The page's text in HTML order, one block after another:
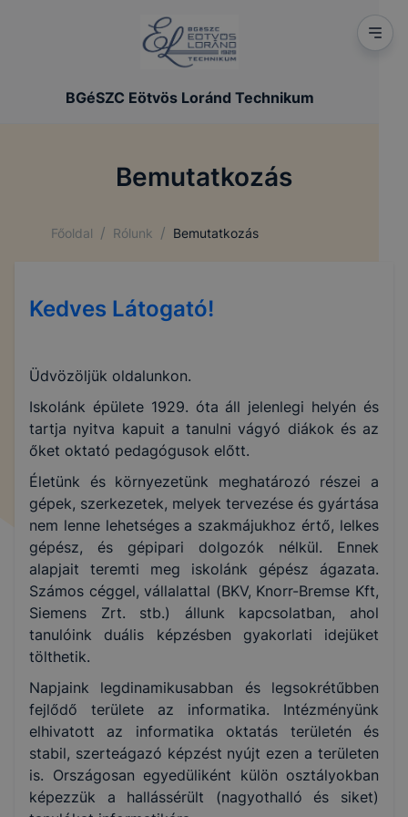
BGéSZC Eötvös Loránd Technikum
Bemutatkozás
Főoldal / Rólunk / Bemutatkozás
Kedves Látogató!
Üdvözöljük oldalunkon.
Iskolánk épülete 1929. óta áll jelenlegi helyén és
tartja nyitva kapuit a tanulni vágyó diákok és az
őket oktató pedagógusok előtt.
Életünk és környezetünk meghatározó részei a
gépek, szerkezetek, melyek tervezése és gyártása
nem lenne lehetséges a szakmájukhoz értő, lelkes
gépész, és gépipari dolgozók nélkül. Ennek
alapjait teremti meg iskolánk gépész ágazata.
Számos céggel, vállalattal (BKV, Knorr-Bremse Kft,
Siemens Zrt. stb.) állunk kapcsolatban, ahol
tanulóink duális képzésben gyakorlati idejüket
tölthetik.
Napjaink legdinamikusabban és legsokrétűbben
fejlődő területe az informatika. Intézményünk
elhivatott az informatika oktatás területén és
stabil, szerteágazó képzést nyújt ezen a területen
is. Országosan egyedüliként külön osztályokban
képezzük a hallássérült (nagyothalló és siket)